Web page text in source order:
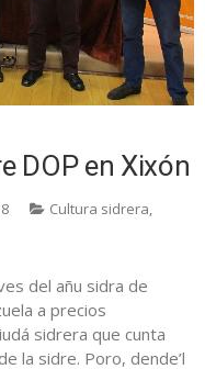
DOP en Xixón
Cultura sidrera,
del añu sidra de
a precios
sidrera que cunta
la sidre. Poro, dende’l